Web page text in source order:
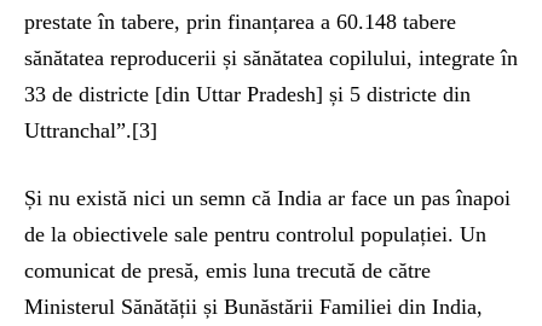
prestate în tabere, prin finanțarea a 60.148 tabere
sănătatea reproducerii și sănătatea copilului, integrate în
33 de districte [din Uttar Pradesh] și 5 districte din
Uttranchal”.[3]
Și nu există nici un semn că India ar face un pas înapoi
de la obiectivele sale pentru controlul populației. Un
comunicat de presă, emis luna trecută de către
Ministerul Sănătății și Bunăstării Familiei din India,